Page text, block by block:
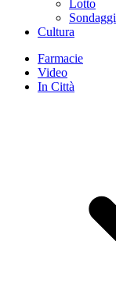
Lotto
Sondaggi
Cultura
Farmacie
Video
In Città